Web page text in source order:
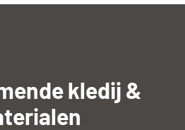
kledij &